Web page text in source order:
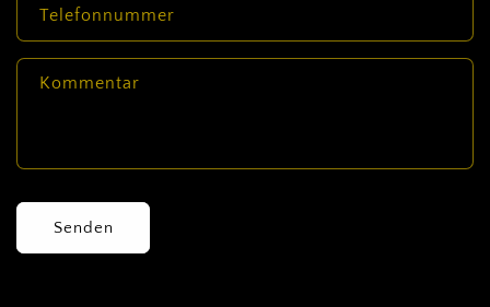
k
t
f
u
l
r
Telefonnummer
Kommentar
Senden